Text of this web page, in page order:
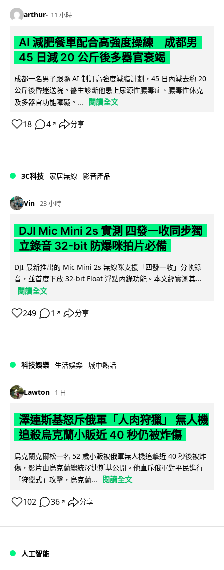
arthur 11 小時
AI 減肥餐單配合高強度操練 成都男
45 日減 20 公斤後多器官衰竭
成都一名男子跟隨 AI 制訂高強度減脂計劃，45 日內減去約 20
公斤後昏迷送院。醫生診斷他患上尿源性膿毒症、膿毒性休克
及多器官功能障礙。...
閱讀全文
18 4 ↗ 分享
3C科技 家居無線 影音產品
Vin 23 小時
DJI Mic Mini 2s 實測 四發一收同步獨
立錄音 32-bit 防爆咪拍片必備
DJI 最新推出的 Mic Mini 2s 無線咪支援「四發一收」分軌錄
音，並首度下放 32-bit Float 浮點內錄功能。本文經實測其...
閱讀全文
249 1 ↗ 分享
科技娛樂 生活娛樂 城中熱話
Lawton 1 日
澤連斯基怒斥俄軍「人肉狩獵」 無人機
追殺烏克蘭小販近 40 秒仍被炸傷
烏克蘭克爾松一名 52 歲小販被俄軍無人機追擊近 40 秒後被炸
傷，影片由烏克蘭總統澤連斯基公開。他直斥俄軍對平民進行
「狩獵式」攻擊，烏克蘭...
閱讀全文
102 36 ↗ 分享
人工智能